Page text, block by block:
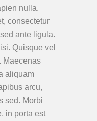
nulla.
consectetur
ante ligula.
Quisque vel
Maecenas
aliquam
arcu,
sed. Morbi
in porta est